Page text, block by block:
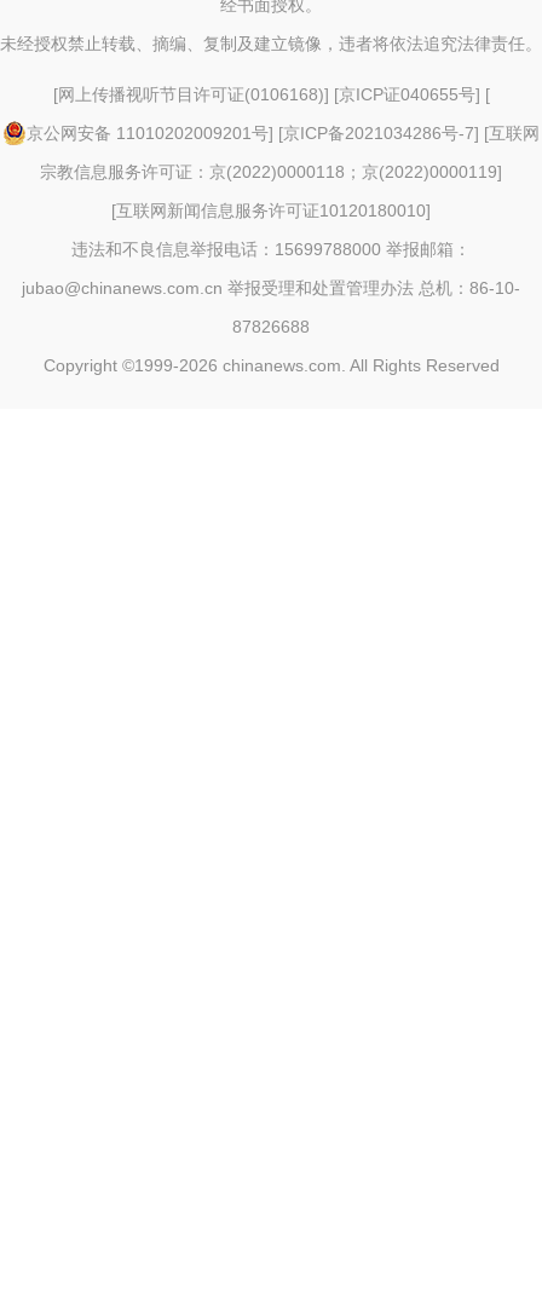
经书面授权。
未经授权禁止转载、摘编、复制及建立镜像，违者将依法追究法律责任。
[网上传播视听节目许可证(0106168)] [京ICP证040655号] [
京公网安备 11010202009201号] [京ICP备2021034286号-7] [互联网
宗教信息服务许可证：京(2022)0000118；京(2022)0000119]
[互联网新闻信息服务许可证10120180010]
违法和不良信息举报电话：15699788000 举报邮箱：
jubao@chinanews.com.cn 举报受理和处置管理办法 总机：86-10-
87826688
Copyright ©1999-2026 chinanews.com. All Rights Reserved